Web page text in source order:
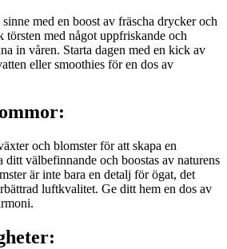
med en boost av fräscha drycker och
törsten med något uppfriskande och
in våren. Starta dagen med en kick av
eller smoothies för en dos av
och blomster för att skapa en
välbefinnande och boostas av naturens
är inte bara en detalj för ögat, det
luftkvalitet. Ge ditt hem en dos av